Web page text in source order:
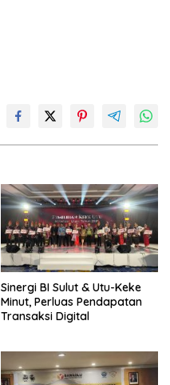
Sinergi BI Sulut & Utu-Keke
Minut, Perluas Pendapatan
Transaksi Digital